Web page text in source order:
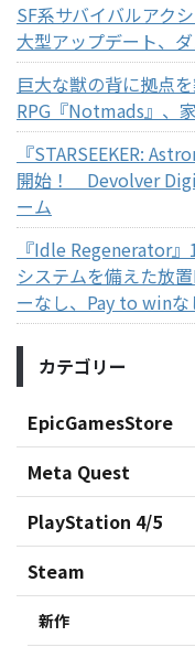
SF系サバイバルアク
大型アップデート、
巨大な獣の背に拠点
RPG『Notmads』、
『STARSEEKER:
開始！ Devolver
ーム
『Idle Regenerator
システムを備えた放
ーなし、Pay to win
カテゴリー
EpicGamesStore
Meta Quest
PlayStation 4/5
Steam
新作